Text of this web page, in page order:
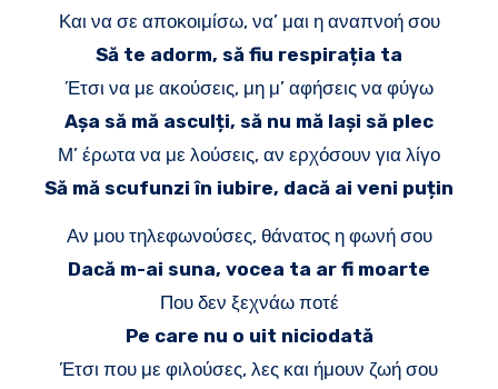
Και να σε αποκοιμίσω, να’ μαι η αναπνοή σου
Să te adorm, să fiu respirația ta
Έτσι να με ακούσεις, μη μ’ αφήσεις να φύγω
Așa să mă asculți, să nu mă lași să plec
Μ’ έρωτα να με λούσεις, αν ερχόσουν για λίγο
Să mă scufunzi în iubire, dacă ai veni puțin
Αν μου τηλεφωνούσες, θάνατος η φωνή σου
Dacă m-ai suna, vocea ta ar fi moarte
Που δεν ξεχνάω ποτέ
Pe care nu o uit niciodată
Έτσι που με φιλούσες, λες και ήμουν ζωή σου